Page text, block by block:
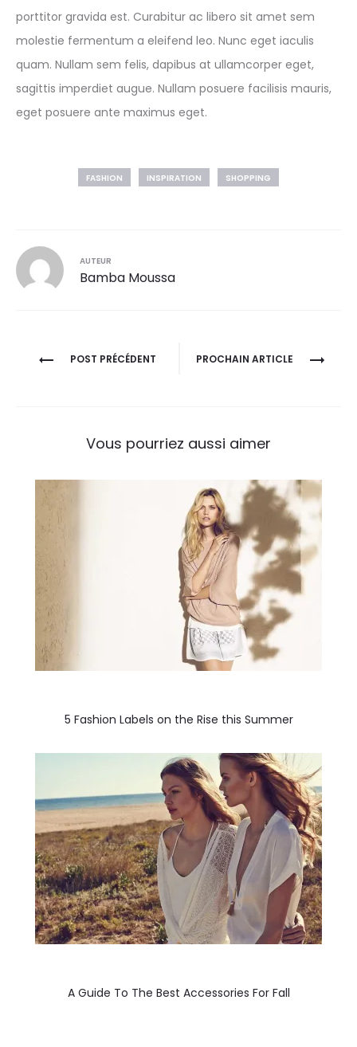
porttitor gravida est. Curabitur ac libero sit amet sem
molestie fermentum a eleifend leo. Nunc eget iaculis
quam. Nullam sem felis, dapibus at ullamcorper eget,
sagittis imperdiet augue. Nullam posuere facilisis mauris,
eget posuere ante maximus eget.
FASHION INSPIRATION SHOPPING
AUTEUR
Bamba Moussa
Navigation
POST PRÉCÉDENT PROCHAIN ARTICLE
Vous pourriez aussi aimer
5 Fashion Labels on the Rise this Summer
A Guide To The Best Accessories For Fall